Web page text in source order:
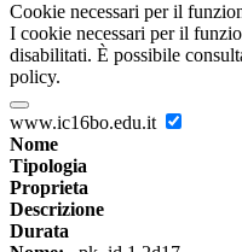
Cookie necessari per il
I cookie necessari per il
disabilitati. È possibile
policy.
www.ic16bo.edu.it
Nome
Tipologia
Proprieta
Descrizione
Durata